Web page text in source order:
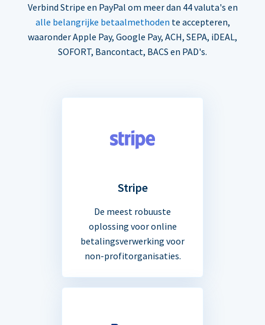
Verbind Stripe en PayPal om meer dan 44 valuta's en
alle belangrijke betaalmethoden te accepteren,
waaronder Apple Pay, Google Pay, ACH, SEPA, iDEAL,
SOFORT, Bancontact, BACS en PAD's.
Stripe
De meest robuuste
oplossing voor online
betalingsverwerking voor
non-profitorganisaties.